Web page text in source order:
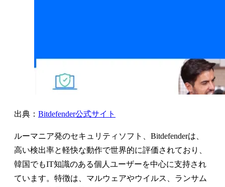
出典： Bitdefender公式サイト
ルーマニア発のセキュリティソフト、Bitdefenderは、
高い検出率と軽快な動作で世界的に評価されており、
韓国でもIT知識のある個人ユーザーを中心に支持され
ています。特徴は、マルウェアやウイルス、ランサム